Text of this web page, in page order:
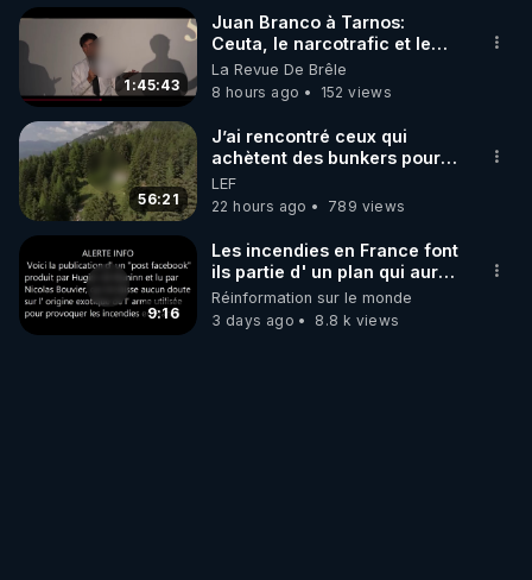
1:45:43
Juan Branco à Tarnos:
Ceuta, le narcotrafic et le
pouvoir en France
La Revue De Brêle
8 hours ago
152 views
56:21
J’ai rencontré ceux qui
achètent des bunkers pour
survivre à la fin du monde
LEF
22 hours ago
789 views
9:16
Les incendies en France font
ils partie d' un plan qui aurait
débuté le 11 septembre 2001
?
Réinformation sur le monde
3 days ago
8.8 k views